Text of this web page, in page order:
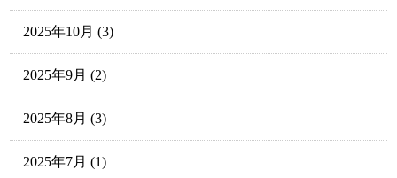
2025年10月 (3)
2025年9月 (2)
2025年8月 (3)
2025年7月 (1)